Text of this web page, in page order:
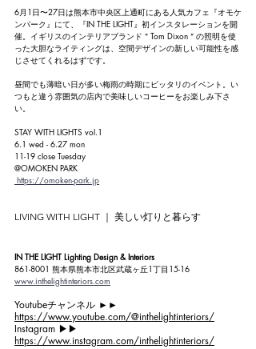
6月1日〜27日は熊本市中央区上通町にある人気カフェ『オモケ
ンパーク』にて、『IN THE LIGHT』初インスタレーションを開
催。イギリスのインテリアブランド＂Tom Dixon＂の照明を使
った大胆なライティングは、空間デザインの新しい可能性を感
じさせてくれるはずです。
昼間でも薄暗い日が多い梅雨の時期にピッタリのイベント。い
つもと違う雰囲気の店内で美味しいコーヒーをお楽しみ下さ
い。
STAY WITH LIGHTS vol.1
6.1 wed - 6.27 mon
11-19 close Tuesday
@OMOKEN PARK
https://omoken-park.jp
LIVING WITH LIGHT ｜ 美しい灯りと暮らす
IN THE LIGHT Lighting Design & Interiors
861-8001 熊本県熊本市北区武蔵ヶ丘1丁目15-16
www.inthelightinteriors.com
Youtubeチャンネル ►►
https://www.youtube.com/@inthelightinteriors/
Instagram ▶︎▶︎
https://www.instagram.com/inthelightinteriors/